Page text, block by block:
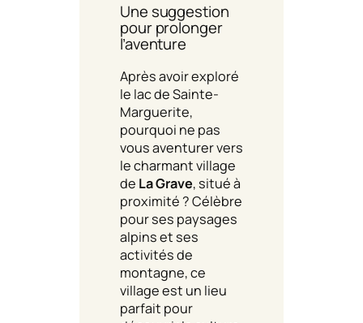
Une suggestion
pour prolonger
l’aventure
Après avoir exploré
le lac de Sainte-
Marguerite,
pourquoi ne pas
vous aventurer vers
le charmant village
de La Grave, situé à
proximité ? Célèbre
pour ses paysages
alpins et ses
activités de
montagne, ce
village est un lieu
parfait pour